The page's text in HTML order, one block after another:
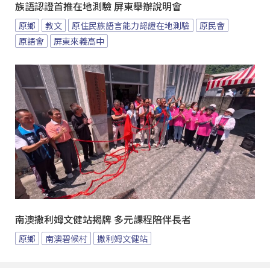
族語認證首推在地測驗 屏東舉辦說明會
原鄉 教文 原住民族語言能力認證在地測驗
原民會
原語會
屏東來義高中
南澳撒利姆文健站揭牌 多元課程陪伴長者
原鄉 南澳碧候村 撒利姆文健站